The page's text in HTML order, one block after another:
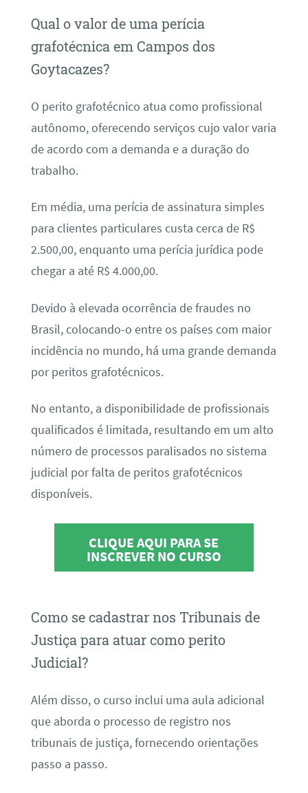
Qual o valor de uma perícia
grafotécnica em Campos dos
Goytacazes?
O perito grafotécnico atua como profissional
autônomo, oferecendo serviços cujo valor varia
de acordo com a demanda e a duração do
trabalho.
Em média, uma perícia de assinatura simples
para clientes particulares custa cerca de R$
2.500,00, enquanto uma perícia jurídica pode
chegar a até R$ 4.000,00.
Devido à elevada ocorrência de fraudes no
Brasil, colocando-o entre os países com maior
incidência no mundo, há uma grande demanda
por peritos grafotécnicos.
No entanto, a disponibilidade de profissionais
qualificados é limitada, resultando em um alto
número de processos paralisados no sistema
judicial por falta de peritos grafotécnicos
disponíveis.
CLIQUE AQUI PARA SE
INSCREVER NO CURSO
Como se cadastrar nos Tribunais de
Justiça para atuar como perito
Judicial?
Além disso, o curso inclui uma aula adicional
que aborda o processo de registro nos
tribunais de justiça, fornecendo orientações
passo a passo.